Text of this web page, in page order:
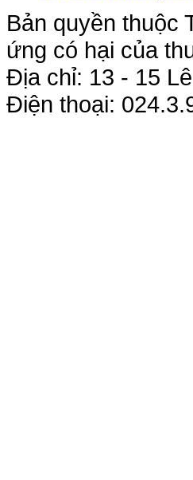
Bản quyền thuộc
ứng có hại của
Địa chỉ: 13 - 15
Điện thoại: